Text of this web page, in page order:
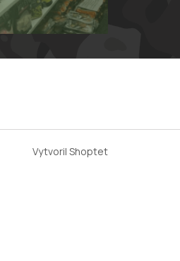
Vytvoril Shoptet